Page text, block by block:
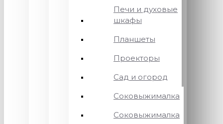
Печи и духовые
шкафы
Планшеты
Проекторы
Сад и огород
Соковыжималка
Соковыжималка